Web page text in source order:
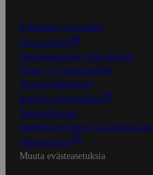
S-Business yrityksille
Oiva-raportit
Osuuskauppojen yhteystiedot
Tilaus- ja toimitusehdot
Tietosuojakäytäntö
Palvelun käyttöehdot
Saavutettavuus
Mobiilisovelluksen saavutettavuus
Mainostajalle
Muuta evästeasetuksia